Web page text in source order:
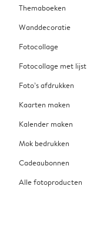
Themaboeken
Wanddecoratie
Fotocollage
Fotocollage met lijst
Foto’s afdrukken
Kaarten maken
Kalender maken
Mok bedrukken
Cadeaubonnen
Alle fotoproducten